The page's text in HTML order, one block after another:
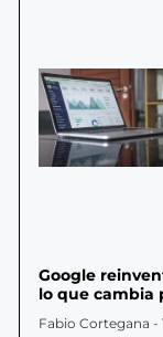
Google
lo que cambia
Fabio Cortegana